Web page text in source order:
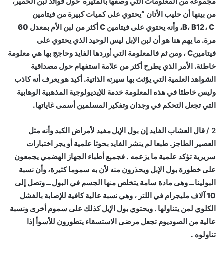
من بينها أن حليب الأتان “يحتوي على كميات كبيرة من فيتامين
B، B12، C، وأنه يحتوي على فيتامين C أكثر من لبن الأم بمعدل 60
مرة. ما يهم هنا هو أن لبن الإبل ليس الوحيد الذي يحتوي على
فيتامينC ، ومن ثم فالمعلومة التي أوردها الفايد وحاجج بها هي معلومة
خاطئة. الأمر الذي يطرح أكثر من علامة استفهام حول مصداقية
الشواهد العلمية التي يؤثث بها سيرته الذاتية. أكيد هو يعرف أنه كاذب
وليس خاطئا في هذه المعلومة خدمة للإيديولوجية المذهبية الوهابية
التي تجعل التحكم في وجدان وتفكير المسلمين أسمى غاياتها.
2 /
قال العشاب الفايد إن بول الإبل مفيد لأمراض الكبد وأنه مثل
العصير الطاجز. طبعا لم ينشر الفايد بحوثا علمية أو يجر اختبارات
سريرية تؤكد علمية ما يزعمه . فجميع أطباء الجهاز الهضمي يجمعون
على خطورة بول الإبل ويحذرون منه لأن به سموما كثيرة، وأن نسبة
البولينا ــ وهى مادة سامة يتخلص منها الجسم في البول ــ وتصل إلى
10 آلاف مليجرام في اللتر ، وهي نسبة عالية كافية للإصابة بالفشل
الكلوي لمن يتناولها . ويحتوي بول الإبل كذلك على سموم أخرى ونسبة
عالية من الصوديوم تجعل مرضى الاستسقاء يتطورون للأسوأ إذا
تناولوه .